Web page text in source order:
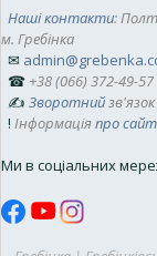
Наші контакти:
м. Гребінка
✉
☎ +38 (066) 372-49-57
✍ Зворотний зв'язок
! Інформаціяпро сайт
Ми в соціальних